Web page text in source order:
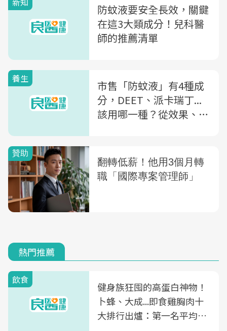
防蚊液要安全長效，關鍵
在這3大類成分！兒科醫
師的推薦清單
養生
市售「防蚊液」有4種成
分，DEET、派卡瑞丁...
該用哪一種？從效果、濃
熱門推薦
飲食
健身族狂囤的高蛋白神物！
卜蜂、大成...即食雞胸肉十
大排行出爐：第一名平均一